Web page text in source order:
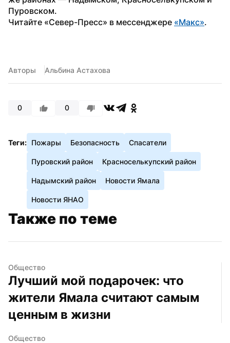
Пуровском.
Читайте «Север-Пресс» в мессенджере «Макс».
Авторы Альбина Астахова
0 0
Теги: Пожары Безопасность Спасатели
Пуровский район Красноселькупский район
Надымский район Новости Ямала
Новости ЯНАО
Также по теме
Общество
Лучший мой подарочек: что
жители Ямала считают самым
ценным в жизни
Общество